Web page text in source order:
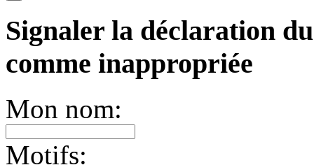
Signaler la déclaration
comme inappropriée
Mon nom:
Motifs: